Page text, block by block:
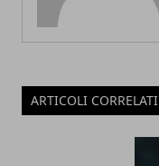
ARTICOLI CORRELATI